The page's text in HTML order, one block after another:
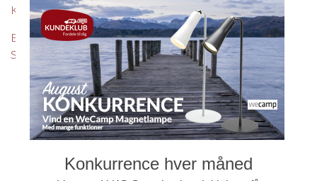
Konkurrence juni 26
Eriba - oprydningssalg -
Spar op til kr. 48.400,-
Det skal være rart og
hyggeligt at komme hos os,
og vi glæder os til at se dig.
Til toppen igen